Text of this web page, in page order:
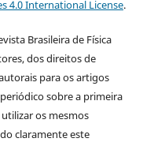
4.0 International License.
Brasileira de Física
dos direitos de
para os artigos
sobre a primeira
os mesmos
claramente este